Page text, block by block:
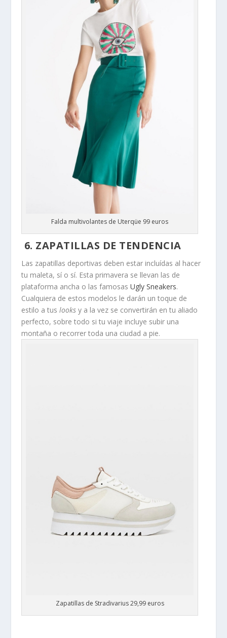
Falda multivolantes de Uterqüe 99 euros
6. ZAPATILLAS DE TENDENCIA
Las zapatillas deportivas deben estar incluídas al hacer
tu maleta, sí o sí. Esta primavera se llevan las de
plataforma ancha o las famosas Ugly Sneakers.
Cualquiera de estos modelos le darán un toque de
estilo a tuslooksy a la vez se convertirán en tu aliado
perfecto, sobre todo si tu viaje incluye subir una
montaña o recorrer toda una ciudad a pie.
Zapatillas de Stradivarius 29,99 euros